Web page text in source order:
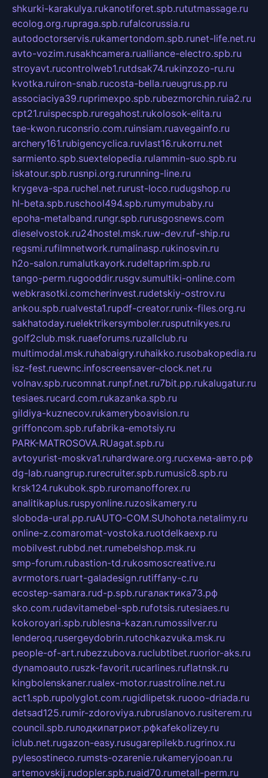
shkurki-karakulya.rukanotiforet.spb.rututmassage.ru
ecolog.org.rupraga.spb.rufalcorussia.ru
autodoctorservis.rukamertondom.spb.runet-life.net.ru
avto-vozim.rusakhcamera.rualliance-electro.spb.ru
stroyavt.rucontrolweb1.rutdsak74.rukinzozo-ru.ru
kvotka.ruiron-snab.rucosta-bella.rueugrus.pp.ru
associaciya39.ruprimexpo.spb.rubezmorchin.ruia2.ru
cpt21.ruispecspb.ruregahost.rukolosok-elita.ru
tae-kwon.ruconsrio.com.ruinsiam.ruavegainfo.ru
archery161.rubigencyclica.ruvlast16.rukorru.net
sarmiento.spb.suextelopedia.rulammin-suo.spb.ru
iskatour.spb.rusnpi.org.rurunning-line.ru
krygeva-spa.ruchel.net.rurust-loco.rudugshop.ru
hl-beta.spb.ruschool494.spb.rumymubaby.ru
epoha-metalband.rungr.spb.rurusgosnews.com
dieselvostok.ru24hostel.msk.ruw-dev.ruf-ship.ru
regsmi.rufilmnetwork.rumalinasp.rukinosvin.ru
h2o-salon.rumalutkayork.rudeltaprim.spb.ru
tango-perm.rugooddir.rusgv.sumultiki-online.com
webkrasotki.comcherinvest.rudetskiy-ostrov.ru
ankou.spb.rualvesta1.rupdf-creator.runix-files.org.ru
sakhatoday.ruelektrikersymboler.rusputnikyes.ru
golf2club.msk.ruaeforums.ruzallclub.ru
multimodal.msk.ruhabaigry.ruhaikko.rusobakopedia.ru
isz-fest.ruewnc.infoscreensaver-clock.net.ru
volnav.spb.rucomnat.runpf.net.ru7bit.pp.rukalugatur.ru
tesiaes.rucard.com.rukazanka.spb.ru
gildiya-kuznecov.rukameryboavision.ru
griffoncom.spb.rufabrika-emotsiy.ru
PARK-MATROSOVA.RUagat.spb.ru
avtoyurist-moskva1.ruhardware.org.ruсхема-авто.рф
dg-lab.ruangrup.rurecruiter.spb.rumusic8.spb.ru
krsk124.rukubok.spb.ruromanofforex.ru
analitikaplus.ruspyonline.ruzosikamery.ru
sloboda-ural.pp.ruAUTO-COM.SUhohota.netalimy.ru
online-z.comaromat-vostoka.ruotdelkaexp.ru
mobilvest.rubbd.net.rumebelshop.msk.ru
smp-forum.rubastion-td.rukosmoscreative.ru
avrmotors.ruart-galadesign.rutiffany-c.ru
ecostep-samara.rud-p.spb.ruгалактика73.рф
sko.com.rudavitamebel-spb.rufotsis.rutesiaes.ru
kokoroyari.spb.rublesna-kazan.rumossilver.ru
lenderoq.rusergeydobrin.rutochkazvuka.msk.ru
people-of-art.rubezzubova.ruclubtibet.ruorior-aks.ru
dynamoauto.ruszk-favorit.rucarlines.ruflatnsk.ru
kingbolenskaner.rualex-motor.ruastroline.net.ru
act1.spb.rupolyglot.com.rugidlipetsk.ruooo-driada.ru
detsad125.rumir-zdoroviya.rubruslanovo.rusiterem.ru
council.spb.ruлодкипатриот.рфkafekolizey.ru
iclub.net.rugazon-easy.rusugarepilekb.rugrinox.ru
pylesostineco.rumsts-ozarenie.rukameryjooan.ru
artemovskij.rudopler.spb.ruaid70.rumetall-perm.ru